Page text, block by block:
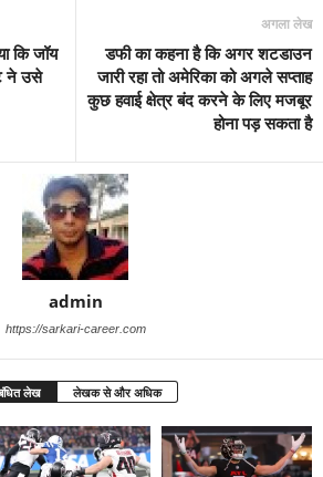
कि जॉय
ने उसे
अगला लेख
डफी का कहना है कि अगर शटडाउन
जारी रहा तो अमेरिका को अगले सप्ताह
कुछ हवाई क्षेत्र बंद करने के लिए मजबूर
होना पड़ सकता है
admin
https://sarkari-career.com
लेख लेखक से और अधिक